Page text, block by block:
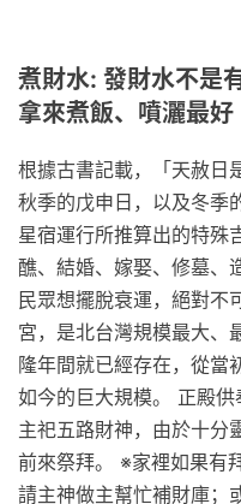
煮財水: 發財水不是
拿來煮飯、噴灑最好
根據古書記載，「天赦日
秋季的戊申日，以及冬季
星宿運行所推算出的特殊
醮、結婚、嫁娶、修墓、
民眾想擺脫衰運，絕對不
宮，是北台灣規模最大、
隆年間就已經存在，從當
如今的巨大規模。 正殿
主祀五路財神，由於十分
前來祭拜。 ※家裡如果有
請主神做主幫忙補財庫；